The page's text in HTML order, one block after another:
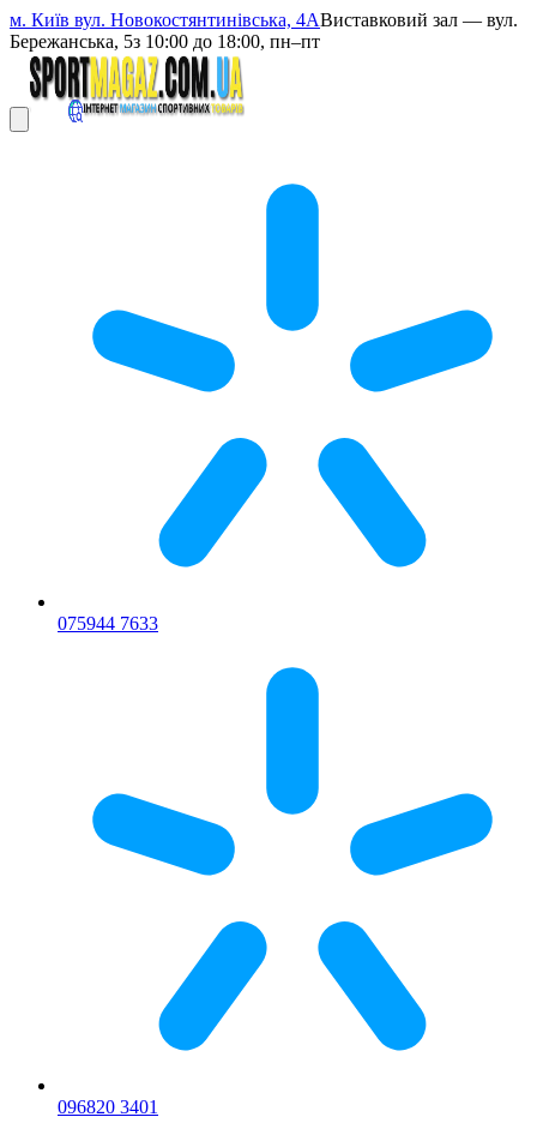
м. Київ вул. Новокостянтинівська, 4АВиставковий зал — вул.
Бережанська, 5з 10:00 до 18:00, пн–пт
075944 7633
096820 3401